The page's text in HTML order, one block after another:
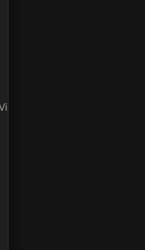
• Jacareí/SP